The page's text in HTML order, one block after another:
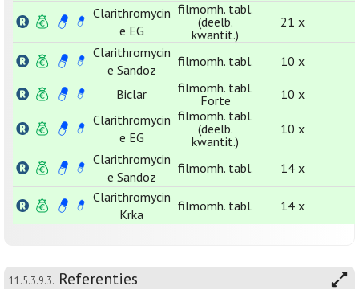
Clarithromycin
e EG
filmomh. tabl.
(deelb.
kwantit.)
21 x
Clarithromycin
e Sandoz
filmomh. tabl. 10 x
Biclar
filmomh. tabl.
Forte
10 x
Clarithromycin
e EG
filmomh. tabl.
(deelb.
kwantit.)
10 x
Clarithromycin
e Sandoz
filmomh. tabl.
14 x
Clarithromycin
Krka
filmomh. tabl. 14 x
11.5.3.9.3. Referenties